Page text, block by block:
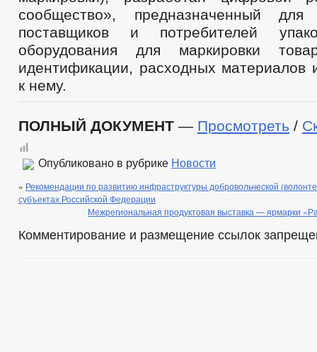
сообщество», предназначенный для
поставщиков и потребителей
оборудования для маркировки
идентификации, расходных материалов
к нему.
ПОЛНЫЙ ДОКУМЕНТ — Просмотреть /
Опубликовано в рубрике Новости
« Рекомендации по развитию инфраструктуры добровольческой
субъектах Российской Федерации
Межрегиональная продуктовая выставка — ярмарки
Комментирование и размещение ссылок